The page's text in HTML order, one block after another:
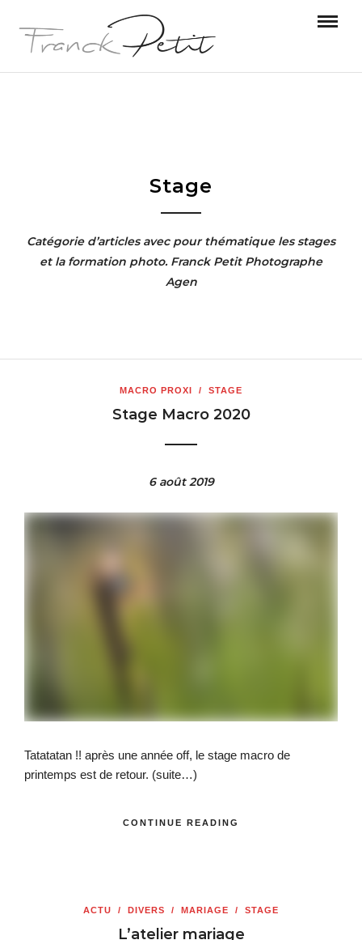
Stage
Catégorie d’articles avec pour thématique les stages
et la formation photo. Franck Petit Photographe
Agen
MACRO PROXI / STAGE
Stage Macro 2020
6 août 2019
Tatatatan !! après une année off, le stage macro de
printemps est de retour. (suite…)
CONTINUE READING
ACTU / DIVERS / MARIAGE / STAGE
L’atelier mariage